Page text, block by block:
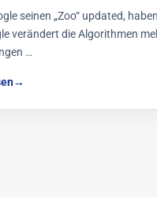
seinen „Zoo“ updated,
verändert die Algorithmen
…
→